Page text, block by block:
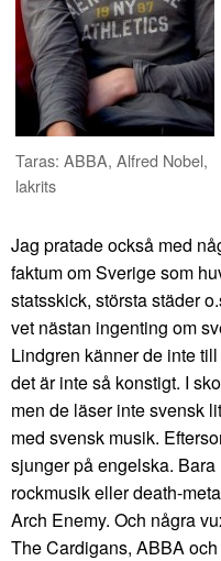
Taras: ABBA, Alfred Nobel,
lakrits
Jag pratade också med
faktum om Sverige som
statsskick, största städer
vet nästan ingenting om
Lindgren känner de inte
det är inte så konstigt. I
men de läser inte svensk
med svensk musik.
sjunger på engelska.
rockmusik eller death-
Arch Enemy. Och några
The Cardigans, ABBA